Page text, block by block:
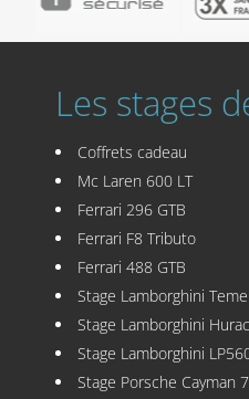
Les stages
Coffrets cadeau
Mc Laren 600 LT
Ferrari 296 GTB
Ferrari F8 Tributo
Ferrari 488 GTB
Stage Lamborghini
Stage Lamborghini
Stage Lamborghini
Stage Porsche Cayman